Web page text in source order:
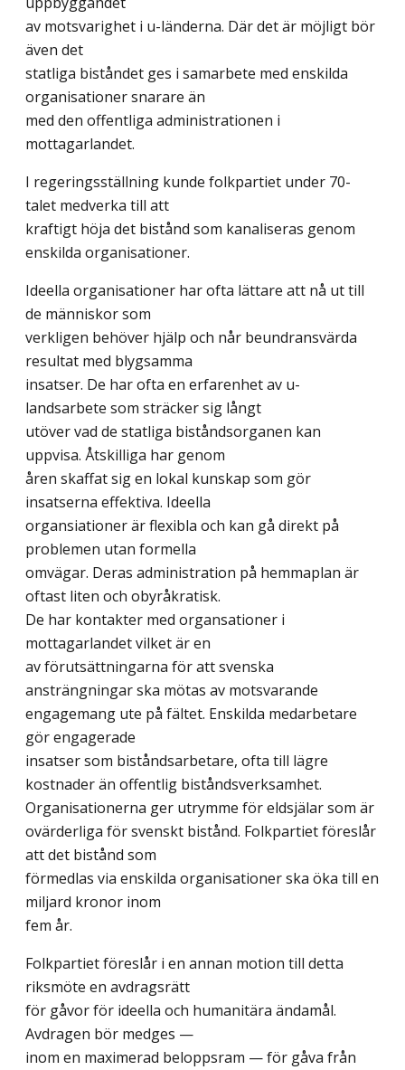
av motsvarighet i u-länderna. Där det är möjligt bör
även det
statliga biståndet ges i samarbete med enskilda
organisationer snarare än
med den offentliga administrationen i
mottagarlandet.
I regeringsställning kunde folkpartiet under 70-
talet medverka till att
kraftigt höja det bistånd som kanaliseras genom
enskilda organisationer.
Ideella organisationer har ofta lättare att nå ut till
de människor som
verkligen behöver hjälp och når beundransvärda
resultat med blygsamma
insatser. De har ofta en erfarenhet av u-
landsarbete som sträcker sig långt
utöver vad de statliga biståndsorganen kan
uppvisa. Åtskilliga har genom
åren skaffat sig en lokal kunskap som gör
insatserna effektiva. Ideella
organsiationer är flexibla och kan gå direkt på
problemen utan formella
omvägar. Deras administration på hemmaplan är
oftast liten och obyråkratisk.
De har kontakter med organsationer i
mottagarlandet vilket är en
av förutsättningarna för att svenska
ansträngningar ska mötas av motsvarande
engagemang ute på fältet. Enskilda medarbetare
gör engagerade
insatser som biståndsarbetare, ofta till lägre
kostnader än offentlig biståndsverksamhet.
Organisationerna ger utrymme för eldsjälar som är
ovärderliga för svenskt bistånd. Folkpartiet föreslår
att det bistånd som
förmedlas via enskilda organisationer ska öka till en
miljard kronor inom
fem år.
Folkpartiet föreslår i en annan motion till detta
riksmöte en avdragsrätt
för gåvor för ideella och humanitära ändamål.
Avdragen bör medges —
inom en maximerad beloppsram — för gåva från